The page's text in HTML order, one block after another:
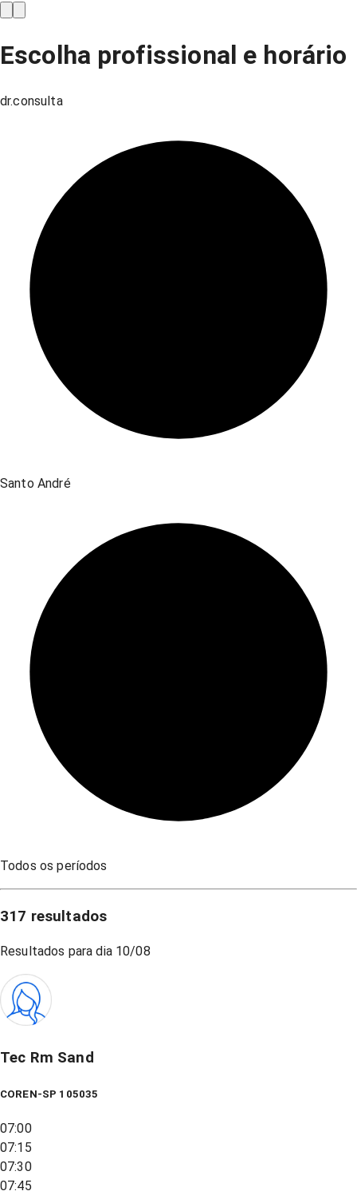
Escolha profissional e horário
dr.consulta
Santo André
Todos os períodos
317 resultados
Resultados para dia 10/08
Tec Rm Sand
COREN-SP 105035
07:00
07:15
07:30
07:45